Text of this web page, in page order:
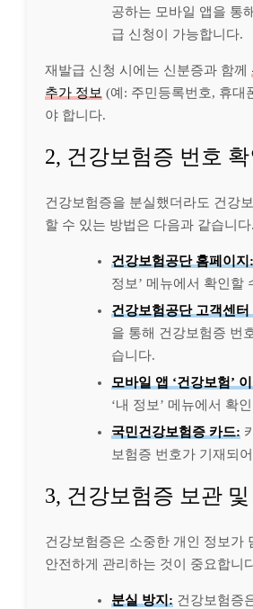
공하는 모바일 앱을 통
급 신청이 가능합니다.
재발급 신청 시에는 신분증과 함께
추가 정보 (예: 주민등록번호, 휴대
야 합니다.
2, 건강보험증 번호
건강보험증을 분실했더라도 건강
할 수 있는 방법은 다음과 같습니다.
건강보험공단 홈페이지:
정보’ 메뉴에서 확인할
건강보험공단 고객센터
을 통해 건강보험증 번
습니다.
모바일 앱 ‘건강보험’
‘내 정보’ 메뉴에서 확
국민건강보험증 카드:
보험증 번호가 기재되
3, 건강보험증 보관 및
건강보험증은 소중한 개인 정보가
안전하게 관리하는 것이 중요합니
분실 방지: 건강보험증